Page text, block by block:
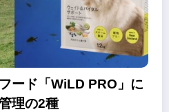
ード「WiLD PRO」に
理の2種